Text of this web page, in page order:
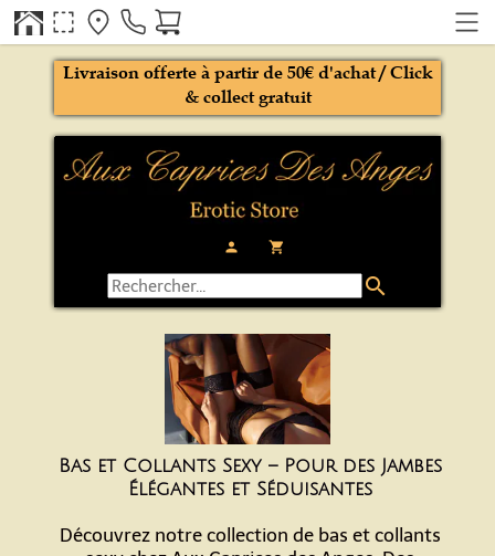
person local_grocery_store
Livraison offerte à partir de 50€ d'achat / Click
& collect gratuit
search
Bas et Collants Sexy – Pour des Jambes
Élégantes et Séduisantes
Découvrez notre collection de bas et collants